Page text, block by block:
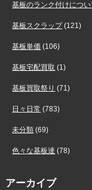
基板のランク付けについ
基板スクラップ(121)
基板単価 (106)
基板宅配買取 (1)
基板買取祭り (71)
日々日常 (783)
未分類 (69)
色々な基板達 (78)
アーカイブ